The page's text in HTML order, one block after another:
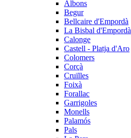
Albons
Begur
Bellcaire d'Empordà
La Bisbal d'Empordà
Calonge
Castell - Platja d'Aro
Colomers
Corçà
Cruïlles
Foixà
Forallac
Garrigoles
Monells
Palamós
Pals